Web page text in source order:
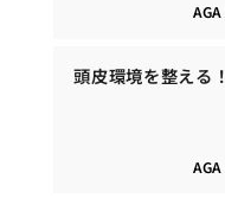
AGA
頭皮環境を整える
AGA